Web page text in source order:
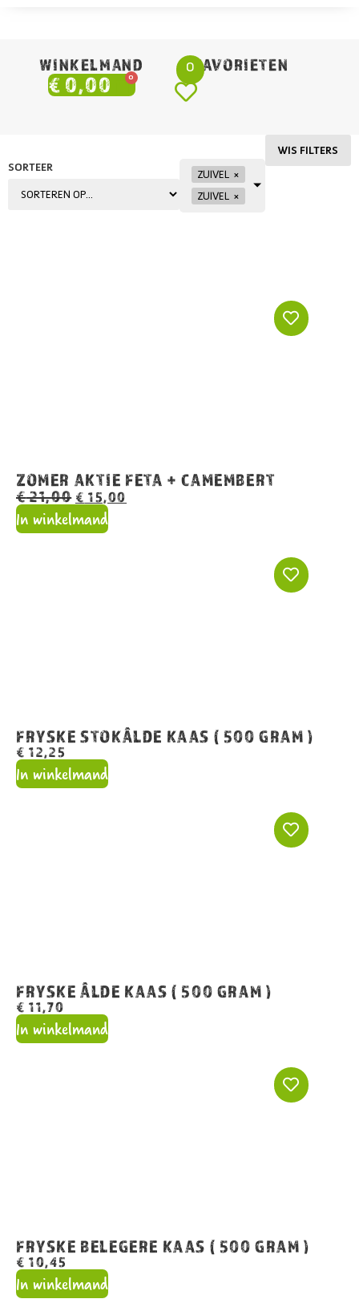
WINKELMAND
€ 0,00 0
FAVORIETEN
0
SORTEER
ZUIVEL ×
ZUIVEL ×
WIS FILTERS
ZOMER AKTIE FETA + CAMEMBERT
€21,00 € 15,00
In winkelmand
FRYSKE STOKÂLDE KAAS ( 500 GRAM )
€ 12,25
In winkelmand
FRYSKE ÂLDE KAAS ( 500 GRAM )
€ 11,70
In winkelmand
FRYSKE BELEGERE KAAS ( 500 GRAM )
€ 10,45
In winkelmand